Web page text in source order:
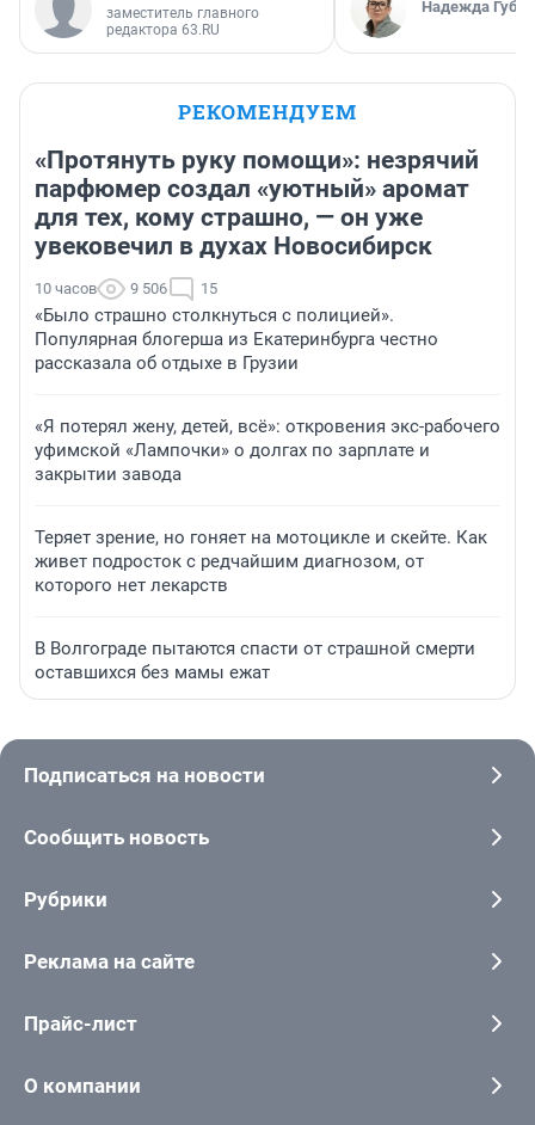
заместитель главного
редактора 63.RU
Надежда
РЕКОМЕНДУЕМ
«Протянуть руку помощи»: незрячий
парфюмер создал «уютный» аромат
для тех, кому страшно, — он уже
увековечил в духах Новосибирск
10 часов 9 506 15
«Было страшно столкнуться с полицией».
Популярная блогерша из Екатеринбурга честно
рассказала об отдыхе в Грузии
«Я потерял жену, детей, всё»: откровения экс-рабочего
уфимской «Лампочки» о долгах по зарплате и
закрытии завода
Теряет зрение, но гоняет на мотоцикле и скейте. Как
живет подросток с редчайшим диагнозом, от
которого нет лекарств
В Волгограде пытаются спасти от страшной смерти
оставшихся без мамы ежат
Подписаться на новости
Сообщить новость
Рубрики
Реклама на сайте
Прайс-лист
О компании